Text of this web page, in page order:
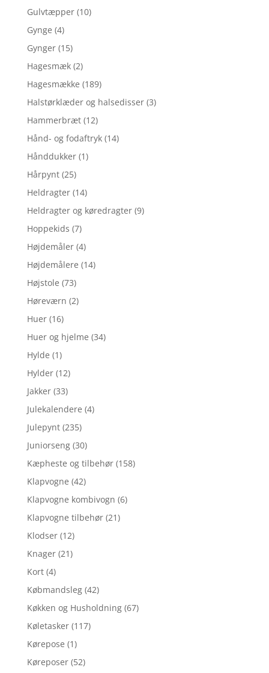
Gulvtæpper (10)
Gynge (4)
Gynger (15)
Hagesmæk (2)
Hagesmække (189)
Halstørklæder og halsedisser (3)
Hammerbræt (12)
Hånd- og fodaftryk (14)
Hånddukker (1)
Hårpynt (25)
Heldragter (14)
Heldragter og køredragter (9)
Hoppekids (7)
Højdemåler (4)
Højdemålere (14)
Højstole (73)
Høreværn (2)
Huer (16)
Huer og hjelme (34)
Hylde (1)
Hylder (12)
Jakker (33)
Julekalendere (4)
Julepynt (235)
Juniorseng (30)
Kæpheste og tilbehør (158)
Klapvogne (42)
Klapvogne kombivogn (6)
Klapvogne tilbehør (21)
Klodser (12)
Knager (21)
Kort (4)
Købmandsleg (42)
Køkken og Husholdning (67)
Køletasker (117)
Kørepose (1)
Køreposer (52)